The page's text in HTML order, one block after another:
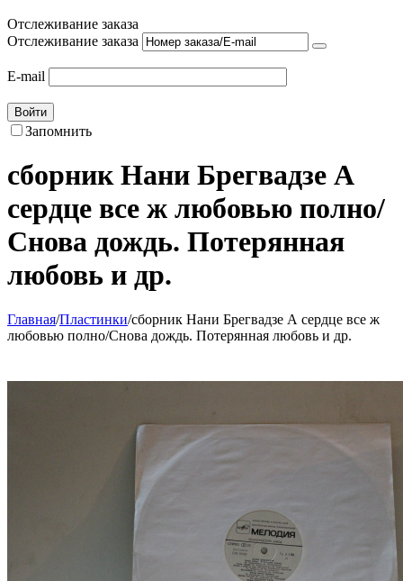
Отслеживание заказа
Отслеживание заказа
E-mail
Войти
Запомнить
сборник Нани Брегвадзе А
сердце все ж любовью полно/
Снова дождь. Потерянная
любовь и др.
Главная/Пластинки/сборник Нани Брегвадзе А сердце все ж
любовью полно/Снова дождь. Потерянная любовь и др.